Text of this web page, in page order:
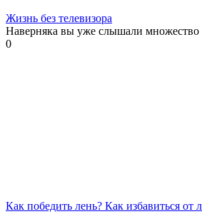
Жизнь без телевизора
Наверняка вы уже слышали множество
0
Как победить лень? Как избавиться от